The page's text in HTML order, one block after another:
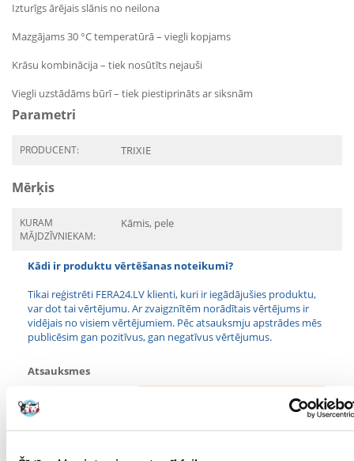
Izturīgs ārējais slānis no neilona
Mazgājams 30 °C temperatūrā – viegli kopjams
Krāsu kombinācija – tiek nosūtīts nejauši
Viegli uzstādāms būrī – tiek piestiprināts ar siksnām
Parametri
PRODUCENT: TRIXIE
Mērķis
KURAM
MĀJDZĪVNIEKAM:
Kāmis, pele
Kādi ir produktu vērtēšanas noteikumi?
Tikai reģistrēti FERA24.LV klienti, kuri ir iegādājušies produktu,
var dot tai vērtējumu. Ar zvaigznītēm norādītais vērtējums ir
vidējais no visiem vērtējumiem. Pēc atsauksmju apstrādes mēs
publicēsim gan pozitīvus, gan negatīvus vērtējumus.
Atsauksmes
UZRAKSTĪT ATSAUKSMI
2